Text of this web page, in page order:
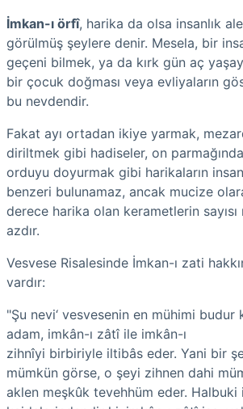
İmkan-ı örfî, harika da olsa insanlık
görülmüş şeylere denir. Mesela, bir
geçeni bilmek, ya da kırk gün aç
bir çocuk doğması veya evliyaların
bu nevdendir.
Fakat ayı ortadan ikiye yarmak,
diriltmek gibi hadiseler, on
orduyu doyurmak gibi harikaların
benzeri bulunamaz, ancak mucize
derece harika olan kerametlerin
azdır.
Vesvese Risalesinde İmkan-ı zati
vardır:
"Şu nevi‘ vesvesenin en mühimi budur
adam, imkân-ı zâtî ile imkân-ı
zihnîyi birbiriyle iltibâs eder. Yani bir
mümkün görse, o şeyi zihnen dahi
aklen meşkûk tevehhüm eder. Halbuki